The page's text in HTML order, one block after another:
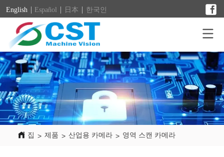
English Español 日本 한국인
집 > 제품 > 산업용 카메라 > 영역 스캔 카메라